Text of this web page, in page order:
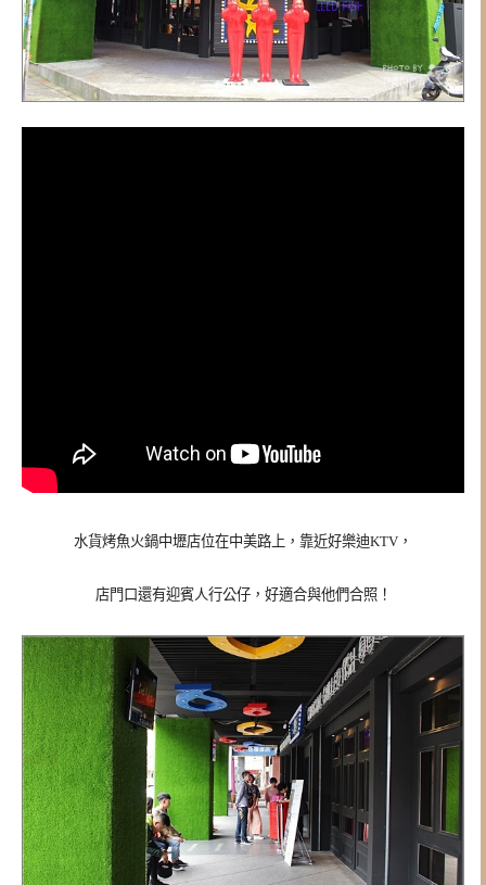
水貨烤魚火鍋中壢店位在中美路上，靠近好樂迪KTV，
店門口還有迎賓人行公仔，好適合與他們合照！